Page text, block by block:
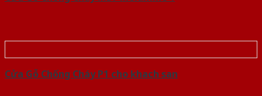
Cửa Gỗ Chống Cháy P1 cho khach san